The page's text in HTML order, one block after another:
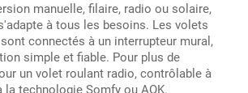
manuelle, filaire, radio ou solaire,
à tous les besoins. Les volets
connectés à un interrupteur mural,
simple et fiable. Pour plus de
un volet roulant radio, contrôlable à
la technologie Somfy ou AOK.